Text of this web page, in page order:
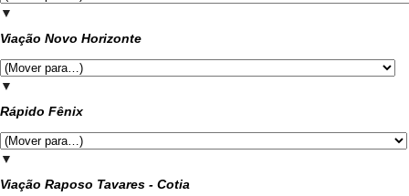
▼
Viação Novo Horizonte
▼
Rápido Fênix
▼
Viação Raposo Tavares - Cotia